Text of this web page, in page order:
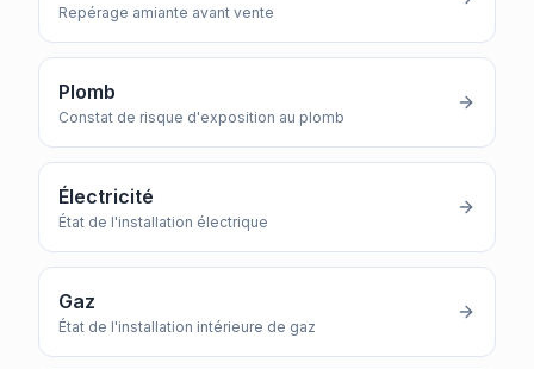
Repérage amiante avant vente
Plomb
Constat de risque d'exposition au plomb
Électricité
État de l'installation électrique
Gaz
État de l'installation intérieure de gaz